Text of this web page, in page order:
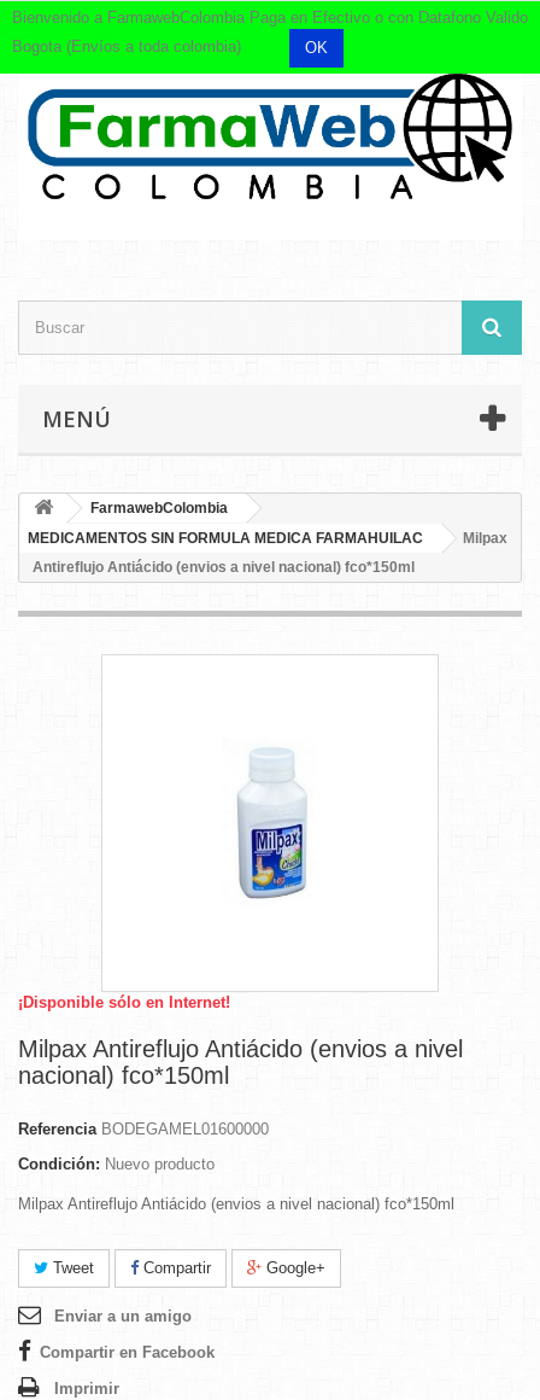
MENÚ
FarmawebColombia
MEDICAMENTOS SIN FORMULA MEDICA FARMAHUILAC
Milpax
Antireflujo Antiácido (envios a nivel nacional) fco*150ml
¡Disponible sólo en Internet!
Milpax Antireflujo Antiácido (envios a nivel
nacional) fco*150ml
Referencia BODEGAMEL01600000
Condición: Nuevo producto
Milpax Antireflujo Antiácido (envios a nivel nacional) fco*150ml
Tweet Compartir Google+
Enviar a un amigo
Compartir en Facebook
Imprimir
Bienvenido a FarmawebColombia Paga en Efectivo o con Datafono Valido
Bogota (Envíos a toda colombia)
OK